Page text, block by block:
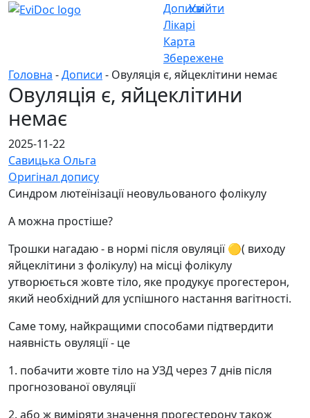
Дописи
Лікарі
Карта
Збережене
Увійти
Головна -Дописи - Овуляція є, яйцеклітини немає
Овуляція є, яйцеклітини
немає
2025-11-22
Савицька Ольга
Оригінал допису
Синдром лютеїнізації неовульованого фолікулу
А можна простіше?
Трошки нагадаю - в нормі після овуляції 🟡( виходу
яйцеклітини з фолікулу) на місці фолікулу
утворюється жовте тіло, яке продукує прогестерон,
який необхідний для успішного настання вагітності.
Саме тому, найкращими способами підтвердити
наявність овуляції - це
1. побачити жовте тіло на УЗД через 7 днів після
прогнозованої овуляції
2. або ж виміряти значення прогестерону також